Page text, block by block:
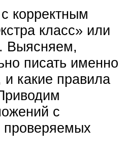
корректным
класс» или
Выясняем,
писать именно
и какие правила
с
проверяемых